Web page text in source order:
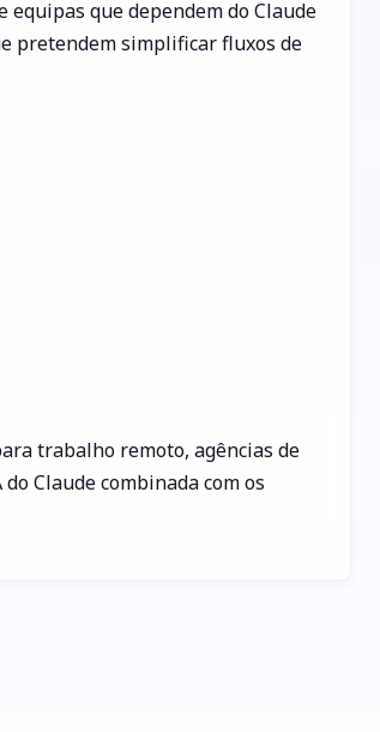
equipas que dependem do Claude
pretendem simplificar fluxos de
trabalho remoto, agências de
Claude combinada com os